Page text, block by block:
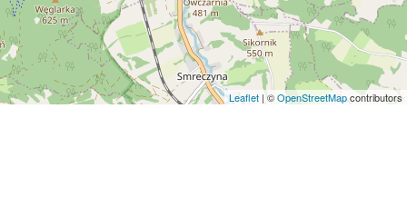
Leaflet | ©OpenStreetMapcontributors